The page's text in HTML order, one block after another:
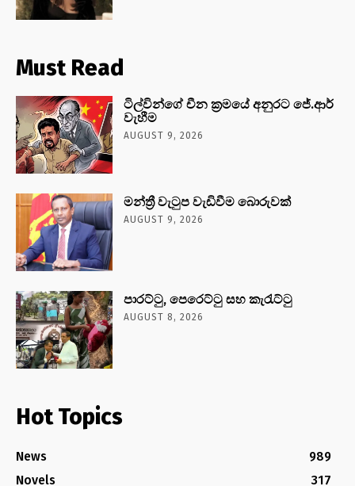
Must Read
ටිල්වින්ගේ චීන ක්‍රමයේ අනුරට ජේ.ආර්
වැහීම
AUGUST 9, 2026
මන්ත්‍රී වැටුප වැඩිවීම බොරුවක්
AUGUST 9, 2026
පාරට්ටු, පෙරෙට්ටු සහ කැරැට්ටු
AUGUST 8, 2026
Hot Topics
News
989
Novels
317